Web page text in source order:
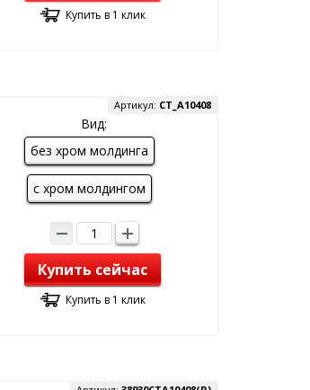
Купить в 1 клик
Артикул: CT_A10408
Вид:
без хром молдинга
с хром молдингом
Купить сейчас
Купить в 1 клик